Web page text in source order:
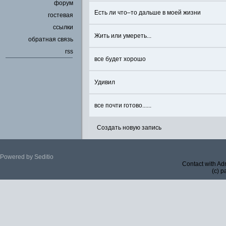
форум
гостевая
ссылки
обратная связь
rss
Есть ли что–то дальше в моей жизни
Жить или умереть...
все будет хорошо
Удивил
все почти готово......
Создать новую запись
Powered by Seditio
Contact with
(c)